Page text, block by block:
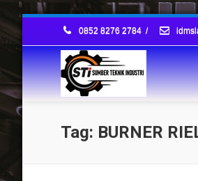
0852 8276 2784 /
Tag: BURNER